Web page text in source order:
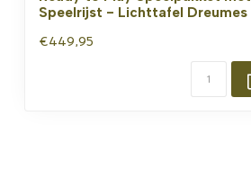
Speelrijst - Lichttafel Dreumes
€449,95